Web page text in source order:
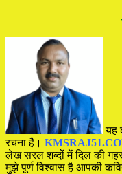
यह
रचना है।
लेख सरल शब्दों में दिल की
मुझे पूर्ण विश्वास है आपकी